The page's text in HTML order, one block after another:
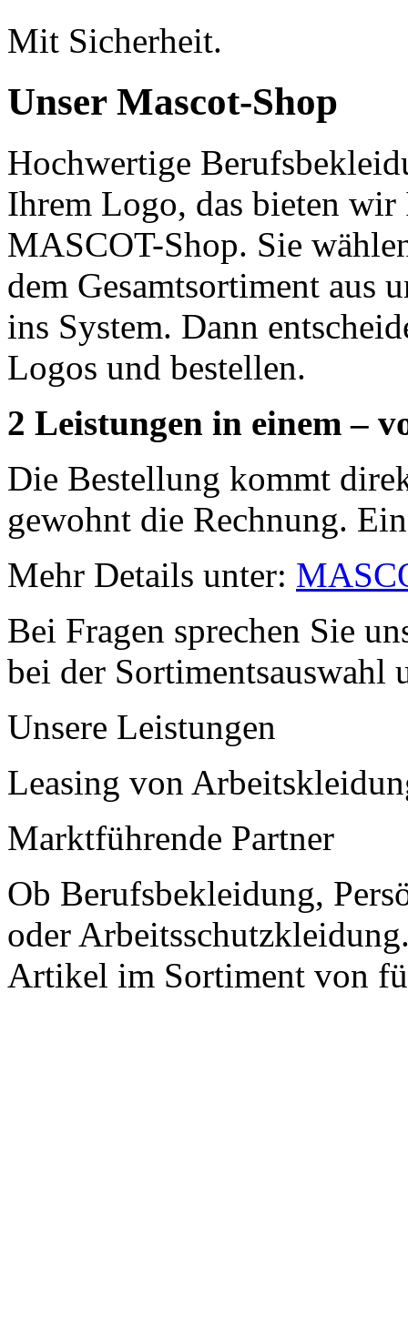
Mit Sicherheit.
Unser Mascot‑Shop
Hochwertige
Ihrem Logo, das bieten
MASCOT-Shop. Sie
dem Gesamtsortiment aus
ins System. Dann
Logos und bestellen.
2 Leistungen in einem –
Die Bestellung kommt
gewohnt die Rechnung.
Mehr Details unter:
Bei Fragen sprechen Sie
bei der Sortimentsauswahl
Unsere Leistungen
Leasing von
Marktführende Partner
Ob Berufsbekleidung,
oder
Artikel im Sortiment von